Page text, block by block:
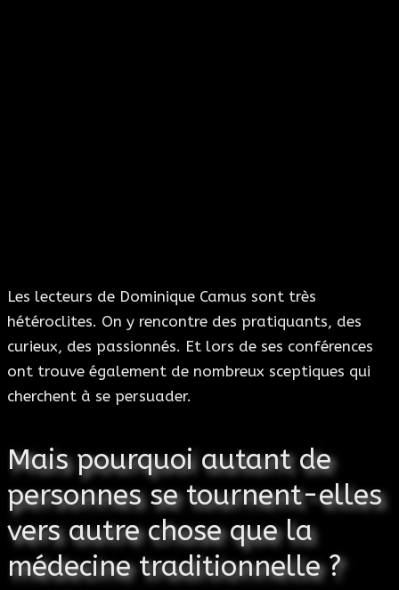
Les lecteurs de Dominique Camus sont très
hétéroclites. On y rencontre des pratiquants, des
curieux, des passionnés. Et lors de ses conférences
ont trouve également de nombreux sceptiques qui
cherchent à se persuader.
Mais pourquoi autant de
personnes se tournent-elles
vers autre chose que la
médecine traditionnelle ?